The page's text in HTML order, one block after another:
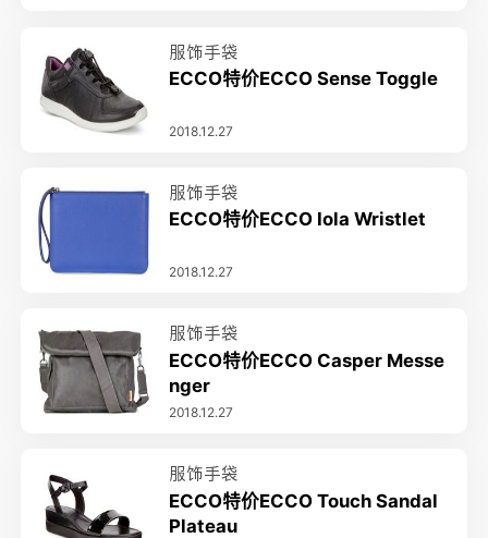
服饰手袋
ECCO特价ECCO Sense Toggle
2018.12.27
服饰手袋
ECCO特价ECCO Iola Wristlet
2018.12.27
服饰手袋
ECCO特价ECCO Casper Messe
nger
2018.12.27
服饰手袋
ECCO特价ECCO Touch Sandal
Plateau